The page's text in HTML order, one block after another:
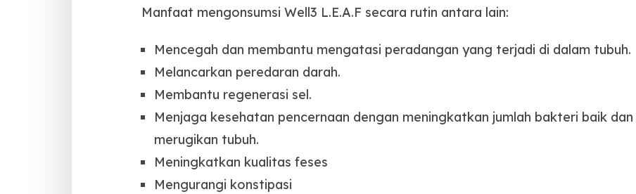
Manfaat mengonsumsi Well3 L.E.A.F secara rutin antara lain:
Mencegah dan membantu mengatasi peradangan yang terjadi di dalam tubuh.
Melancarkan peredaran darah.
Membantu regenerasi sel.
Menjaga kesehatan pencernaan dengan meningkatkan jumlah bakteri baik
merugikan tubuh.
Meningkatkan kualitas feses
Mengurangi konstipasi